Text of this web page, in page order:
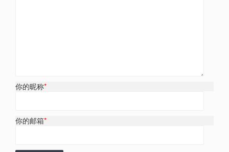
你的昵称*
你的邮箱*